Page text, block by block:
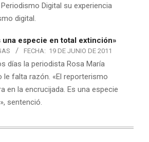
Digital su experiencia
digital.
una especie en total extinción»
FECHA: 19 DE JUNIO DE 2011
días la periodista Rosa María
le falta razón. «El reporterismo
en la encrucijada. Es una especie
sentenció.